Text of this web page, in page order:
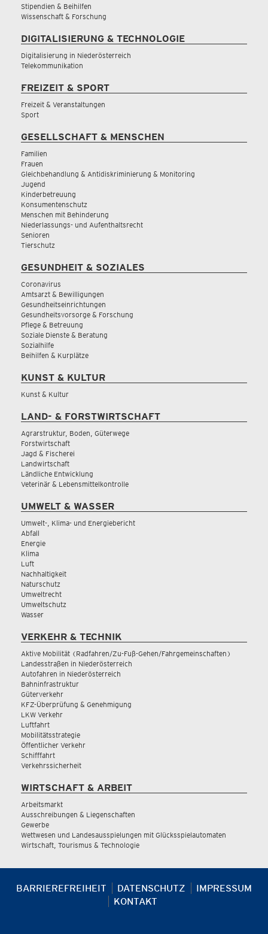
Stipendien & Beihilfen
Wissenschaft & Forschung
DIGITALISIERUNG & TECHNOLOGIE
Digitalisierung in Niederösterreich
Telekommunikation
FREIZEIT & SPORT
Freizeit & Veranstaltungen
Sport
GESELLSCHAFT & MENSCHEN
Familien
Frauen
Gleichbehandlung & Antidiskriminierung & Monitoring
Jugend
Kinderbetreuung
Konsumentenschutz
Menschen mit Behinderung
Niederlassungs- und Aufenthaltsrecht
Senioren
Tierschutz
GESUNDHEIT & SOZIALES
Coronavirus
Amtsarzt & Bewilligungen
Gesundheitseinrichtungen
Gesundheitsvorsorge & Forschung
Pflege & Betreuung
Soziale Dienste & Beratung
Sozialhilfe
Beihilfen & Kurplätze
KUNST & KULTUR
Kunst & Kultur
LAND- & FORSTWIRTSCHAFT
Agrarstruktur, Boden, Güterwege
Forstwirtschaft
Jagd & Fischerei
Landwirtschaft
Ländliche Entwicklung
Veterinär & Lebensmittelkontrolle
UMWELT & WASSER
Umwelt-, Klima- und Energiebericht
Abfall
Energie
Klima
Luft
Nachhaltigkeit
Naturschutz
Umweltrecht
Umweltschutz
Wasser
VERKEHR & TECHNIK
Aktive Mobilität (Radfahren/Zu-Fuß-Gehen/Fahrgemeinschaften)
Landesstraßen in Niederösterreich
Autofahren in Niederösterreich
Bahninfrastruktur
Güterverkehr
KFZ-Überprüfung & Genehmigung
LKW Verkehr
Luftfahrt
Mobilitätsstrategie
Öffentlicher Verkehr
Schifffahrt
Verkehrssicherheit
WIRTSCHAFT & ARBEIT
Arbeitsmarkt
Ausschreibungen & Liegenschaften
Gewerbe
Wettwesen und Landesausspielungen mit Glücksspielautomaten
Wirtschaft, Tourismus & Technologie
BARRIEREFREIHEIT DATENSCHUTZ
IMPRESSUM
KONTAKT